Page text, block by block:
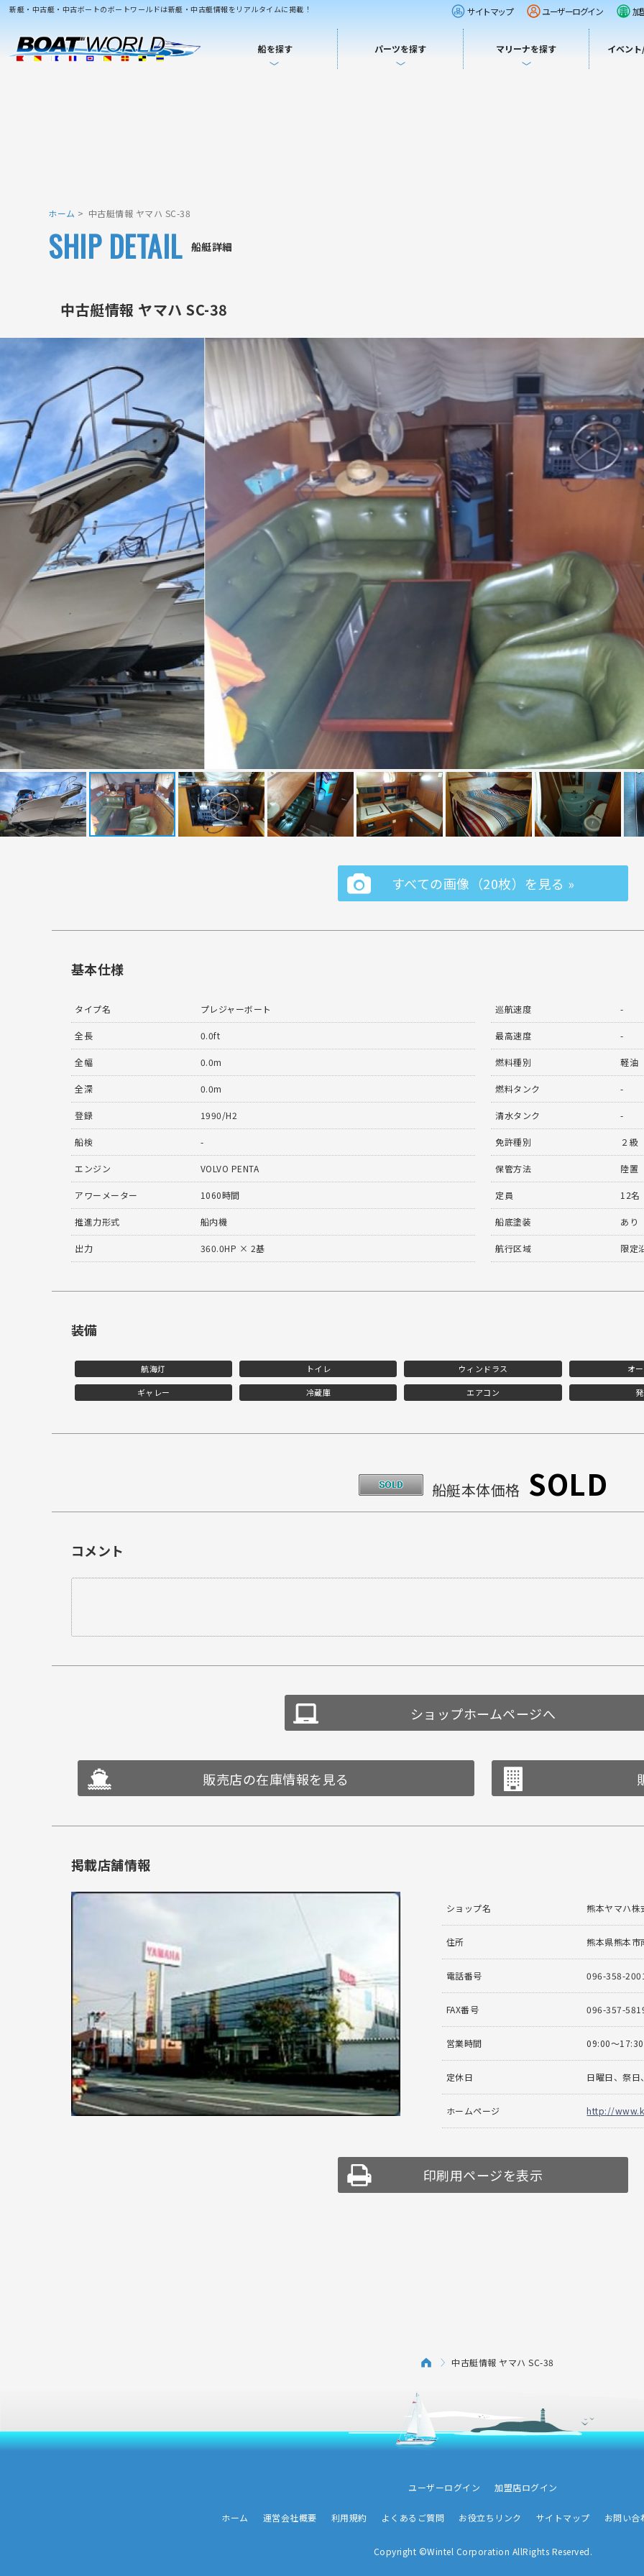
新艇・中古艇・中古ボートのボートワールドは新艇・中古艇情報をリアルタイムに掲載！ サイトマップ ユーザーログイン 加
船を探す パーツを探す マリーナを探す イベン
ホーム 中古艇情報 ヤマハ SC-38
船艇詳細
SHIP DETAIL
中古艇情報 ヤマハ SC-38
すべての画像（20枚）を見る »
基本仕様
タイプ名 プレジャーボート
全長 0.0ft
全幅 0.0m
全深 0.0m
登録 1990/H2
船検 -
エンジン VOLVO PENTA
アワーメーター 1060時間
推進力形式 船内機
出力 360.0HP × 2基
巡航速度 -
最高速度 -
燃料種別 軽油
燃料タンク -
清水タンク -
免許種別 ２級
保管方法 陸置
定員 12名
船底塗装 あり
航行区域 限定
装備
航海灯 トイレ ウィンドラス オ
ギャレー 冷蔵庫 エアコン
船艇本体価格 SOLD
コメント
ショップホームページへ
販売店の在庫情報を見る
掲載店舗情報
ショップ名 熊本ヤマハ株
住所 熊本県熊本
電話番号 096-358-
FAX番号 096-357-
営業時間 09:00〜17:30
定休日 日曜日、祭日
ホームページ http://
印刷用ページを表示
中古艇情報 ヤマハ SC-38
ユーザーログイン 加盟店ログイン
ホーム 運営会社概要 利用規約 よくあるご質問 お役立ちリンク サイトマップ お問い合
Copyright ©Wintel Corporation AllRights Reserved.